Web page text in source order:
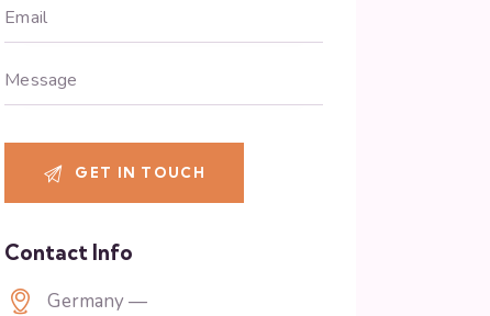
Contact Info
Germany —